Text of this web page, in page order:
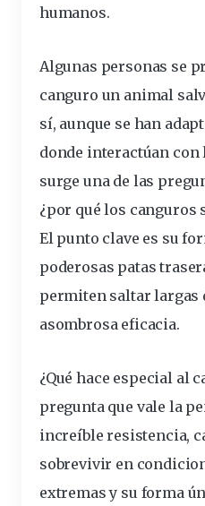
humanos.
Algunas personas se
canguro un animal
sí, aunque se han
donde interactúan con
surge una de las
¿por qué los canguros
El punto clave es su
poderosas patas
permiten saltar largas
asombrosa eficacia.
¿Qué hace especial al
pregunta que vale la
increíble resistencia,
sobrevivir en
extremas y su forma